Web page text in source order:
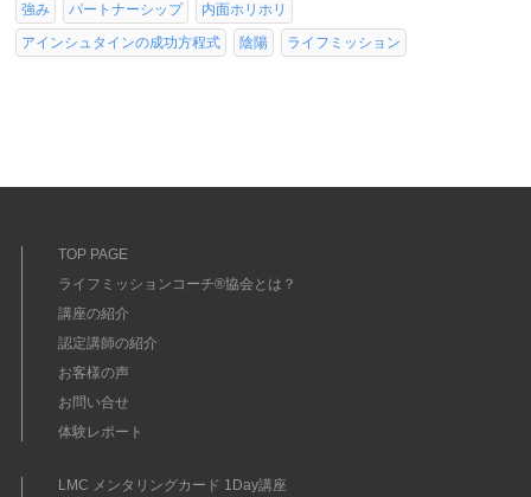
強み
パートナーシップ
内面ホリホリ
アインシュタインの成功方程式
陰陽 ライフミッション
TOP PAGE
ライフミッションコーチ®協会とは？
講座の紹介
認定講師の紹介
お客様の声
お問い合せ
体験レポート
LMC メンタリングカード 1Day講座